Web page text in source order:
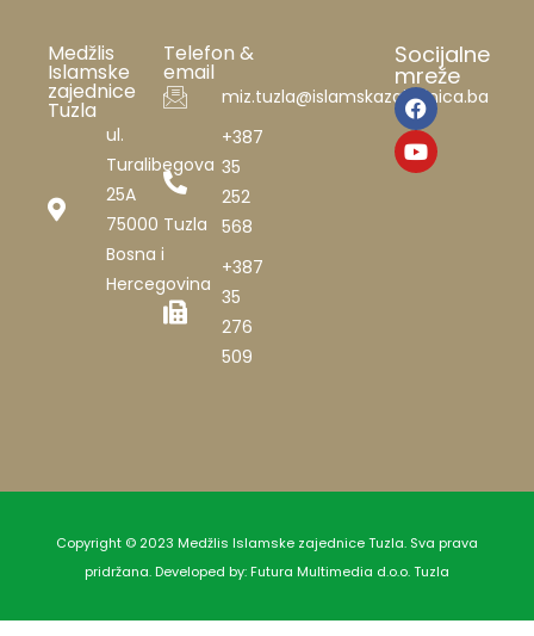
Medžlis
Islamske
zajednice
Tuzla
ul.
Turalibegova
25A
75000 Tuzla
Bosna i
Hercegovina
Telefon &
email
miz.tuzla@islamskazajednica.ba
+387
35
252
568
+387
35
276
509
Socijalne
mreže
Copyright © 2023 Medžlis Islamske zajednice Tuzla. Sva prava
pridržana. Developed by: Futura Multimedia d.o.o. Tuzla